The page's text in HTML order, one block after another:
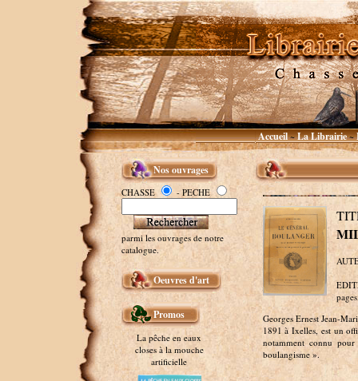
Accueil~La Librairie~
Nos ouvrages
CHASSE - PECHE
parmi les ouvrages de notre
catalogue.
Oeuvres d'art
Promos
La pêche en eaux
closes à la mouche
artificielle
Georges Ernest Jean-
1891 à Ixelles, est un
notamment connu
boulangisme ».